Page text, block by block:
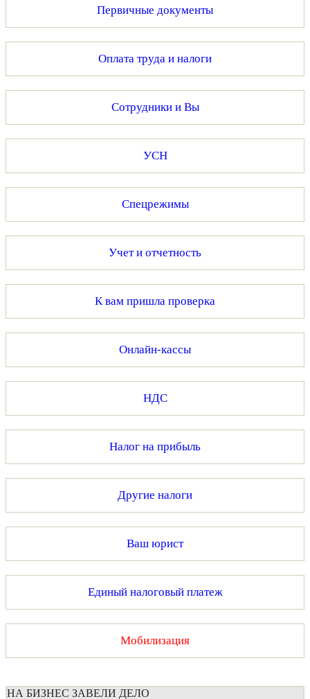
Первичные документы
Оплата труда и налоги
Сотрудники и Вы
УСН
Спецрежимы
Учет и отчетность
К вам пришла проверка
Онлайн-кассы
НДС
Налог на прибыль
Другие налоги
Ваш юрист
Единый налоговый платеж
Мобилизация
НА БИЗНЕС ЗАВЕЛИ ДЕЛО